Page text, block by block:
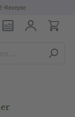
Rezepte